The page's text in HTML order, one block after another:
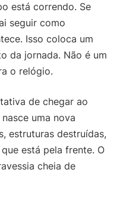
está correndo. Se
seguir como
Isso coloca um
da jornada. Não é um
o relógio.
de chegar ao
uma nova
estruturas destruídas,
está pela frente. O
cheia de